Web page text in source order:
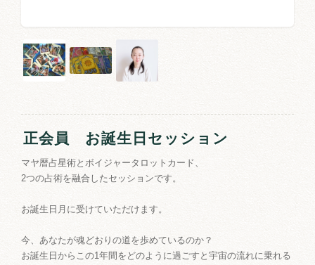
正会員 お誕生日セッション
マヤ暦占星術とボイジャータロットカード、
2つの占術を融合したセッションです。
お誕生日月に受けていただけます。
今、あなたが魂どおりの道を歩めているのか？
お誕生日からこの1年間をどのように過ごすと宇宙の流れに乗れる